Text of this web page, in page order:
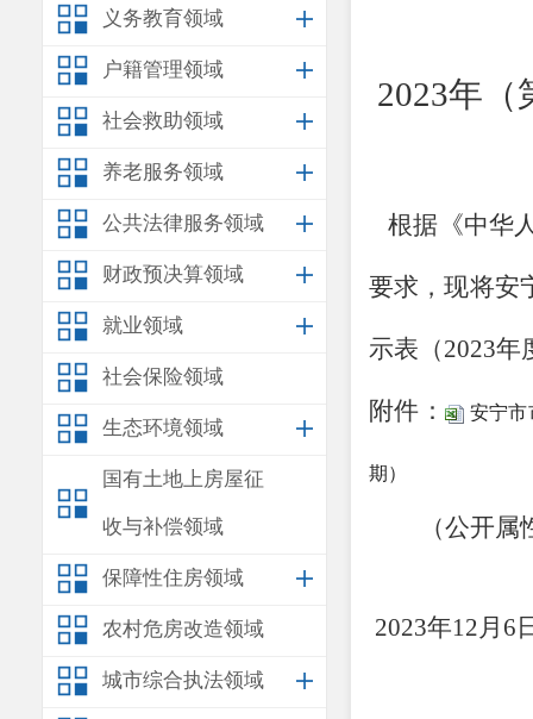
义务教育领域
户籍管理领域
社会救助领域
养老服务领域
公共法律服务领域
财政预决算领域
就业领域
社会保险领域
生态环境领域
国有土地上房屋征
收与补偿领域
保障性住房领域
农村危房改造领域
城市综合执法领域
2023年 （
根据《中华
要求，现将安
示表（2023年
附件： 安宁市
期）
（公开
2023年12月6